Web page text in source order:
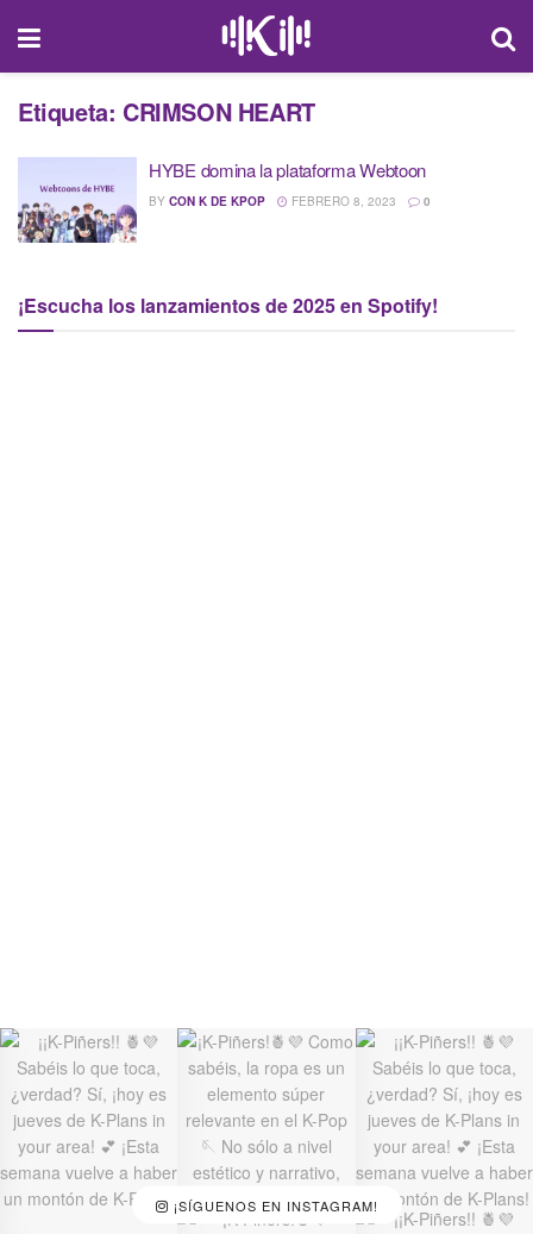
Etiqueta: CRIMSON HEART
HYBE domina la plataforma Webtoon
BY CON K DE KPOP FEBRERO 8, 2023 0
¡Escucha los lanzamientos de 2025 en Spotify!
¡SÍGUENOS EN INSTAGRAM!